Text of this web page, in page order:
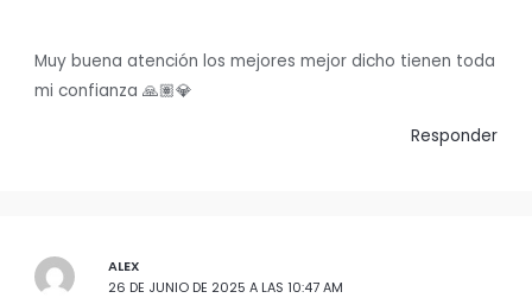
Muy buena atención los mejores mejor dicho tienen toda
mi confianza 🙏🏽💎
Responder
ALEX
26 DE JUNIO DE 2025 A LAS 10:47 AM